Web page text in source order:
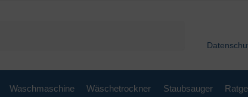
Waschmaschine Wäschetrockner Staubsauger